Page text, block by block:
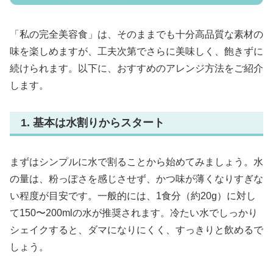
「私の完全美容食」は、そのままでも十分高品質な素材の
味を楽しめますが、工夫次第でさらに美味しく、飽きずに
続けられます。以下に、おすすめのアレンジ方法をご紹介
します。
1. 基本は水割りからスタート
まずはシンプルに水で割ることから始めてみましょう。水
の量は、粉っぽさを感じさせず、かつ味が薄くなりすぎな
い程度が目安です。一般的には、1食分（約20g）に対し
て150〜200mlの水が推奨されます。冷たい水でしっかり
シェイクすると、ダマになりにくく、すっきりと飲めるで
しょう。